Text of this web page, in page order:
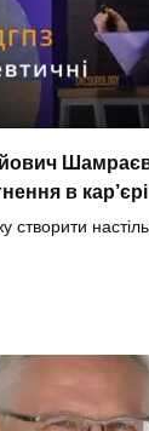
Шамраєв:
в кар’єрі